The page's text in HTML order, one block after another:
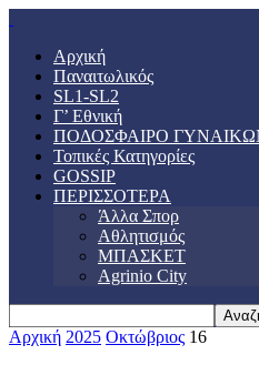
Αρχική
Παναιτωλικός
SL1-SL2
Γ’ Εθνική
ΠΟΔΟΣΦΑΙΡΟ
Τοπικές Κατηγορίες
GOSSIP
ΠΕΡΙΣΣΟΤΕΡΑ
Άλλα Σπορ
Αθλητισμός
ΜΠΑΣΚΕΤ
Agrinio City
Αρχική 2025 Οκτώβριος 16